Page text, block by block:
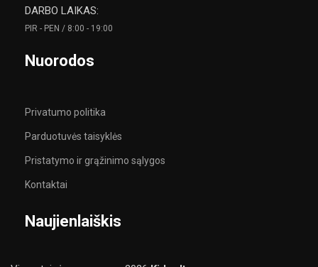
DARBO LAIKAS:
PIR - PEN / 8:00 - 19:00
Nuorodos
Privatumo politika
Parduotuvės taisyklės
Pristatymo ir grąžinimo sąlygos
Kontaktai
Naujienlaiškis